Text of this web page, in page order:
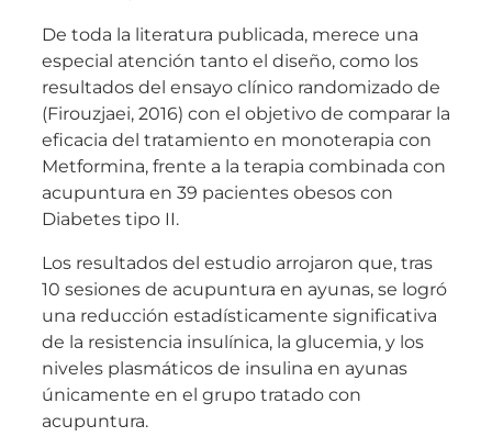
De toda la literatura publicada, merece una
especial atención tanto el diseño, como los
resultados del ensayo clínico randomizado de
(Firouzjaei, 2016) con el objetivo de comparar la
eficacia del tratamiento en monoterapia con
Metformina, frente a la terapia combinada con
acupuntura en 39 pacientes obesos con
Diabetes tipo II.
Los resultados del estudio arrojaron que, tras
10 sesiones de acupuntura en ayunas, se logró
una reducción estadísticamente significativa
de la resistencia insulínica, la glucemia, y los
niveles plasmáticos de insulina en ayunas
únicamente en el grupo tratado con
acupuntura.